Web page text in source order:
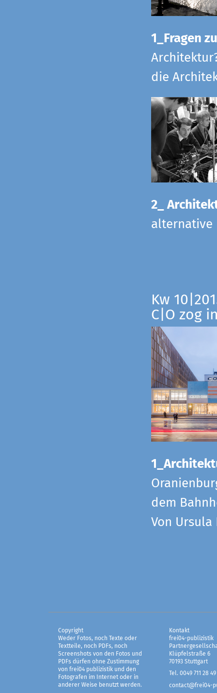
1_Fragen
die
2_
alternative
Kw
C|O zog
dem
Von Ursula
Copyright
Weder Fotos, noch Texte oder
Textteile, noch PDFs, noch
Screenshots von den Fotos und
PDFs dürfen ohne Zustimmung
von frei04 publizistik und den
Fotografen im Internet oder in
anderer Weise benutzt werden.
Kontakt
frei04-publizistik
Klüpfelstraße 6
70193 Stuttgart
Tel. 0049 711 28 49
contact@frei04-